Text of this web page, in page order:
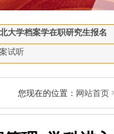
大学档案学在职研究生报名
试听
您现在的位置： 网站首页